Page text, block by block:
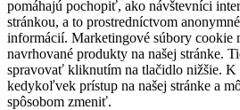
pomáhajú pochopiť, ako návštevníci
stránkou, a to prostredníctvom
informácií. Marketingové súbory cookie
navrhované produkty na našej stránke.
spravovať kliknutím na tlačidlo nižšie. K
kedykoľvek prístup na našej stránke a
spôsobom zmeniť.